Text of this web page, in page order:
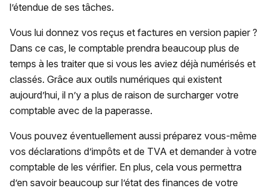
l’étendue de ses tâches.
Vous lui donnez vos reçus et factures en version papier ?
Dans ce cas, le comptable prendra beaucoup plus de
temps à les traiter que si vous les aviez déjà numérisés et
classés. Grâce aux outils numériques qui existent
aujourd’hui, il n’y a plus de raison de surcharger votre
comptable avec de la paperasse.
Vous pouvez éventuellement aussi préparez vous-même
vos déclarations d’impôts et de TVA et demander à votre
comptable de les vérifier. En plus, cela vous permettra
d’en savoir beaucoup sur l’état des finances de votre